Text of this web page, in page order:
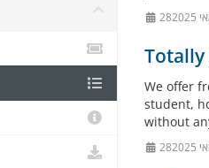
Totally
We offer
student,
without